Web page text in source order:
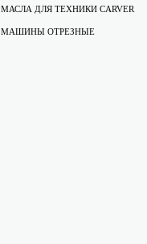
МАСЛА ДЛЯ ТЕХНИКИ CARVER
МАШИНЫ ОТРЕЗНЫЕ